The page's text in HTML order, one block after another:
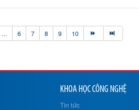
... 6 7 8 9 10
KHOA HỌC CÔNG NGHỆ
Tin tức